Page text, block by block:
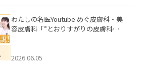
わたしの名医Youtube めぐ皮膚科・美
容皮膚科「”とおりすがりの皮膚科
2026.06.05